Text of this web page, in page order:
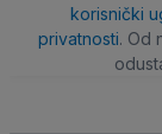
korisnički
privatnosti. Od